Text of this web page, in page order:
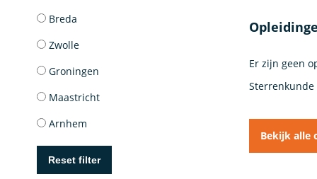
Breda
Zwolle
Groningen
Maastricht
Arnhem
Reset filter
Er zijn geen
Bekijk alle